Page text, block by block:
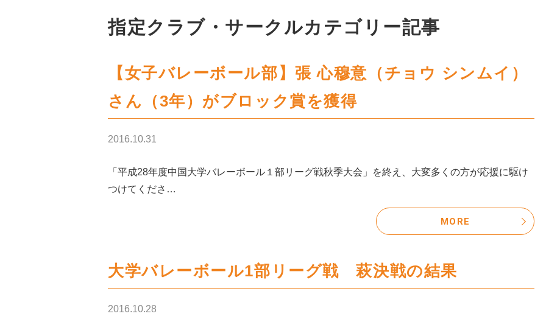
指定クラブ・サークルカテゴリー記事
【女子バレーボール部】張 心穆意（チョウ シンムイ）
さん（3年）がブロック賞を獲得
2016.10.31
「平成28年度中国大学バレーボール１部リーグ戦秋季大会」を終え、大変多くの方が応援に駆け
つけてくださ…
MORE
大学バレーボール1部リーグ戦 萩決戦の結果
2016.10.28